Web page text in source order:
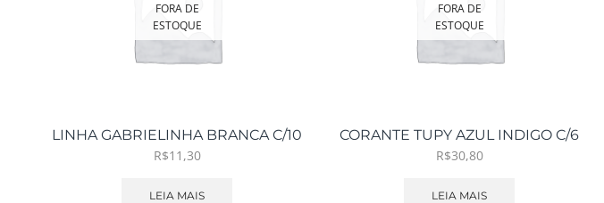
FORA DE
ESTOQUE
LINHA GABRIELINHA BRANCA C/10
R$11,30
LEIA MAIS
FORA DE
ESTOQUE
CORANTE TUPY AZUL INDIGO C/6
R$30,80
LEIA MAIS